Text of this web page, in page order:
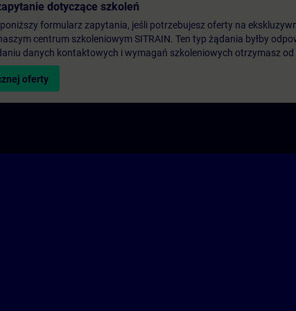
dotyczące szkoleń
poniższy formularz zapytania, jeśli potrzebujesz oferty na
centrum szkoleniowym SITRAIN. Ten typ żądania byłby
danych kontaktowych i wymagań szkoleniowych otrzymasz od
oferty